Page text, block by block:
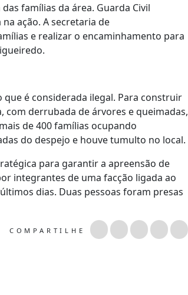
famílias da área. Guarda Civil
ação. A secretaria de
e realizar o encaminhamento para
é considerada ilegal. Para construir
derrubada de árvores e queimadas,
de 400 famílias ocupando
do despejo e houve tumulto no local.
para garantir a apreensão de
integrantes de uma facção ligada ao
dias. Duas pessoas foram presas
COMPARTILHE